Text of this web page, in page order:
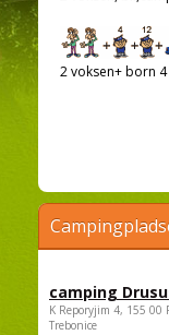
2 voksen+ born
camping
K Reporyjim 4, 155 00
Trebonice